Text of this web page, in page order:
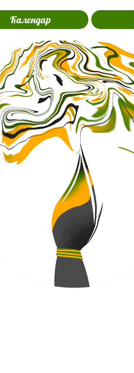
Календар